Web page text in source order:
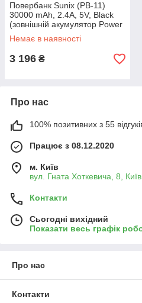
Повербанк Sunix (PB-11)
30000 mAh, 2.4A, 5V, Black
(зовнішній акумулятор Power
Bank) ASG
Немає в наявності
3 196 ₴
Про нас
100% позитивних з 55
Працює з 08.12.2020
м. Київ
вул. Гната Хоткевича, 8,
Контакти
Сьогодні вихідний
Показати весь графік
Про нас
Контакти